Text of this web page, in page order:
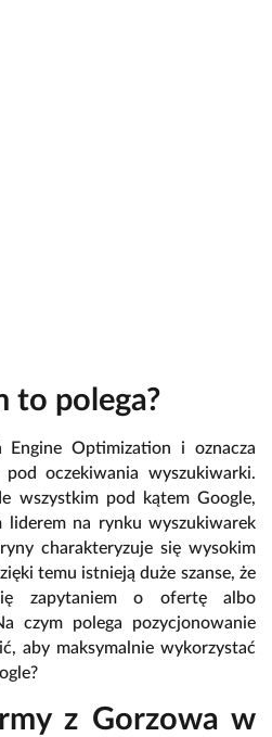
to polega?
Optimization i oznacza
oczekiwania wyszukiwarki.
wszystkim pod kątem Google,
liderem na rynku wyszukiwarek
charakteryzuje się wysokim
temu istnieją duże szanse, że
zapytaniem o ofertę albo
czym polega pozycjonowanie
aby maksymalnie wykorzystać
z Gorzowa w